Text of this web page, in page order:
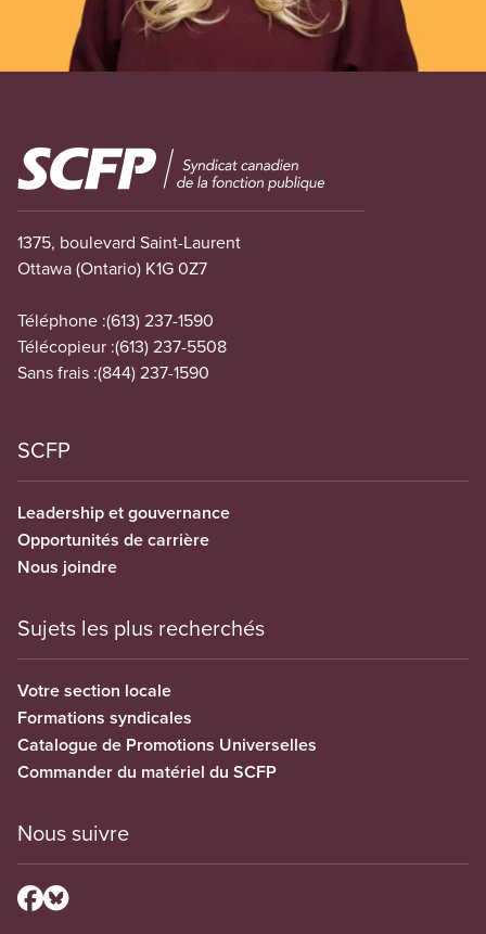
Image
1375, boulevard Saint-Laurent
Ottawa (Ontario) K1G 0Z7
Téléphone :(613) 237-1590
Télécopieur :(613) 237-5508
Sans frais :(844) 237-1590
SCFP
Leadership et gouvernance
Opportunités de carrière
Nous joindre
Sujets les plus recherchés
Votre section locale
Formations syndicales
Catalogue de Promotions Universelles
Commander du matériel du SCFP
Nous suivre